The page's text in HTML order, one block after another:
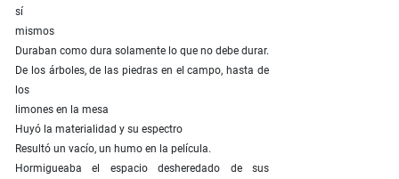
sí
mismos
Duraban como dura solamente lo que no debe durar.
De los árboles, de las piedras en el campo, hasta de
los
limones en la mesa
Huyó la materialidad y su espectro
Resultó un vacío, un humo en la película.
Hormigueaba el espacio desheredado de sus